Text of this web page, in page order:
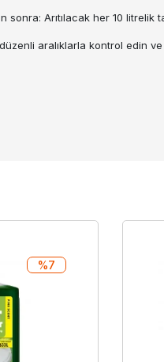
sonra: Arıtılacak her 10
aralıklarla kontrol edin
%7